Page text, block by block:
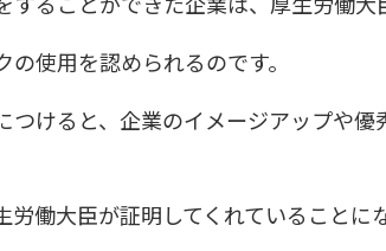
使用を認められるのです。
けると、企業のイメージアップや
働大臣が証明してくれていることに